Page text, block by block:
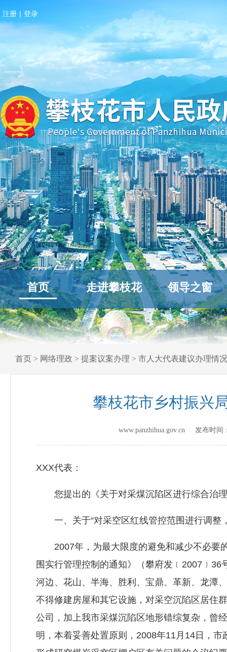
注册 | 登录
首页 走进攀枝花 领导之窗
首页 > 网络理政 > 提案议案办理 > 市人大代表建议办理情况
攀枝花市乡村振兴
www.panzhihua.gov.cn 发布时间
XXX代表：
您提出的《关于对采煤沉陷区进行综合治理
一、关于“对采空区红线管控范围进行调整
2007年，为最大限度的避免和减少不必要的
围实行管理控制的通知》（攀府发
河边、花山、半海、胜利、宝鼎、革新、龙潭
不得修建房屋和其它设施，对采空沉陷区居住
公司，加上我市采煤沉陷区地形错综复杂，曾
明，本着妥善处置原则，2008年11月14日，